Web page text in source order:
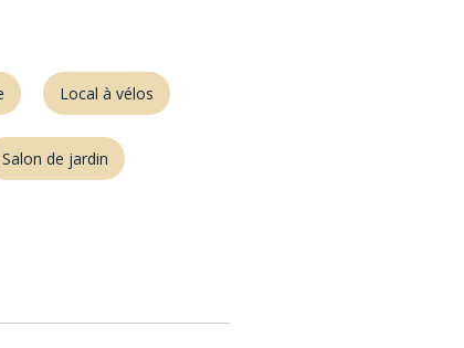
Local à vélos
Salon de jardin